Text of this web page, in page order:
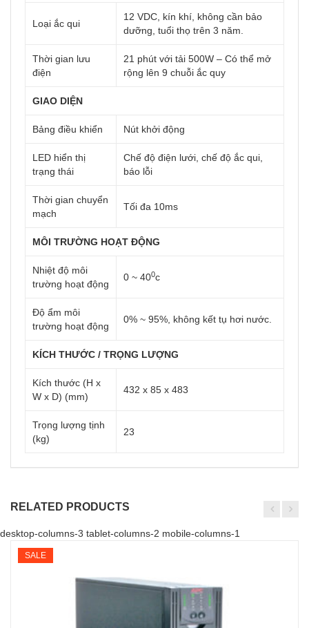
Loại ắc qui
12 VDC, kín khí, không cần bảo
dưỡng, tuổi thọ trên 3 năm.
Thời gian lưu
điện
21 phút với tải 500W – Có thể mở
rộng lên 9 chuỗi ắc quy
GIAO DIỆN
Bảng điều khiển Nút khởi động
LED hiển thị
trạng thái
Chế độ điện lưới, chế độ ắc qui,
báo lỗi
Thời gian chuyển
mạch
Tối đa 10ms
MÔI TRƯỜNG HOẠT ĐỘNG
Nhiệt độ môi
trường hoạt động
0 ~ 400c
Độ ẩm môi
trường hoạt động
0% ~ 95%, không kết tụ hơi nước.
KÍCH THƯỚC / TRỌNG LƯỢNG
Kích thước (H x
W x D) (mm)
432 x 85 x 483
Trọng lượng tịnh
(kg)
23
RELATED PRODUCTS
desktop-columns-3 tablet-columns-2 mobile-columns-1
SALE